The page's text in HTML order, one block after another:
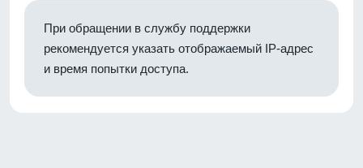
При обращении в службу поддержки
рекомендуется указать отображаемый IP-адрес
и время попытки доступа.